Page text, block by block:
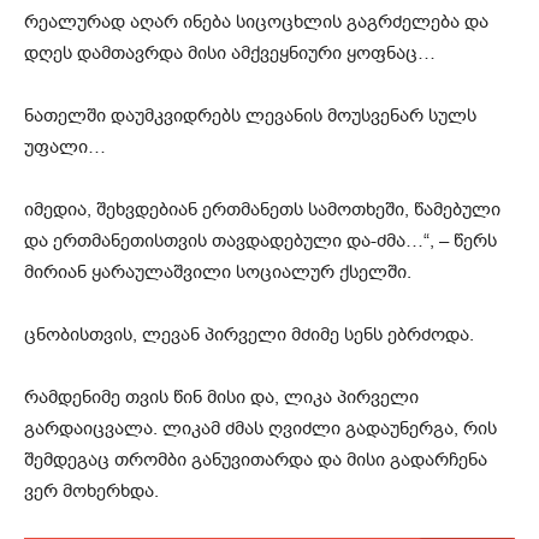
რეალურად აღარ ინება სიცოცხლის გაგრძელება და
დღეს დამთავრდა მისი ამქვეყნიური ყოფნაც…
ნათელში დაუმკვიდრებს ლევანის მოუსვენარ სულს
უფალი…
იმედია, შეხვდებიან ერთმანეთს სამოთხეში, წამებული
და ერთმანეთისთვის თავდადებული და-ძმა…“, – წერს
მირიან ყარაულაშვილი სოციალურ ქსელში.
ცნობისთვის, ლევან პირველი მძიმე სენს ებრძოდა.
რამდენიმე თვის წინ მისი და, ლიკა პირველი
გარდაიცვალა. ლიკამ ძმას ღვიძლი გადაუნერგა, რის
შემდეგაც თრომბი განუვითარდა და მისი გადარჩენა
ვერ მოხერხდა.